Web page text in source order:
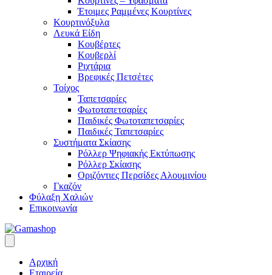
Έτοιμες Ραμμένες Κουρτίνες
Κουρτινόξυλα
Λευκά Είδη
Κουβέρτες
Κουβερλί
Ριχτάρια
Βρεφικές Πετσέτες
Τοίχος
Ταπετσαρίες
Φωτοταπετσαρίες
Παιδικές Φωτοταπετσαρίες
Παιδικές Ταπετσαρίες
Συστήματα Σκίασης
Ρόλλερ Ψηφιακής Εκτύπωσης
Ρόλλερ Σκίασης
Οριζόντιες Περσίδες Αλουμινίου
Γκαζόν
Φύλαξη Χαλιών
Επικοινωνία
Αρχική
Εταιρεία